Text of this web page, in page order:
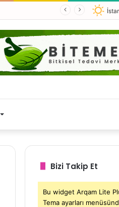
Bizi Takip Et
Bu widget Arqam Lite
Tema ayarları